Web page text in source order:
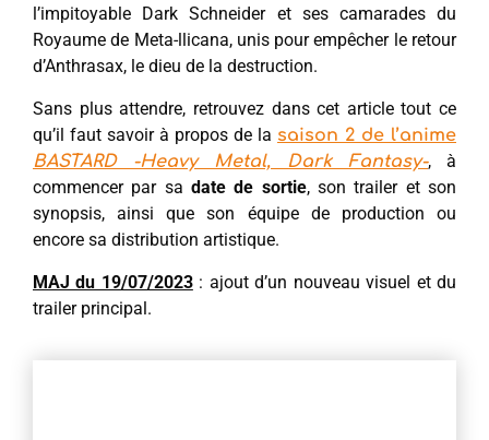
l’impitoyable Dark Schneider et ses camarades du
Royaume de Meta-llicana, unis pour empêcher le retour
d’Anthrasax, le dieu de la destruction.
Sans plus attendre, retrouvez dans cet article tout ce
qu’il faut savoir à propos de la saison 2 de l’anime
BASTARD -Heavy Metal, Dark Fantasy-, à
commencer par sa date de sortie, son trailer et son
synopsis, ainsi que son équipe de production ou
encore sa distribution artistique.
MAJ du 19/07/2023: ajout d’un nouveau visuel et du
trailer principal.